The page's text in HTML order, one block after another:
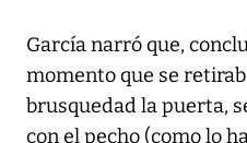
García narró que,
momento que se
brusquedad la puerta,
con el pecho (como lo